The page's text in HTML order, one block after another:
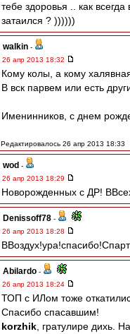
тебе здоровья .. как всегда
затаился ? ))))))
walkin -
26 апр 2013 18:32
Кому колы, а кому
В вск парвем или есть
Именинников, с днем
Редактировалось 26 апр 2013 18:33
wod -
26 апр 2013 18:29
Новорожденных с ДР!
Denissoff78 -
26 апр 2013 18:28
Abilardo -
26 апр 2013 18:24
ТОП с ИЛом тоже
Спасибо спасавшим!
korzhik , гратулире дихь.